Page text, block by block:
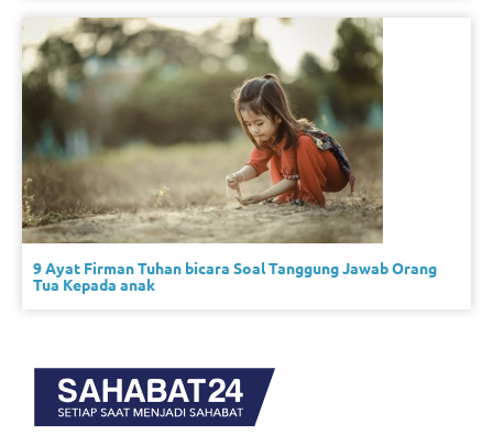
9 Ayat Firman Tuhan bicara Soal Tanggung Jawab Orang
Tua Kepada anak